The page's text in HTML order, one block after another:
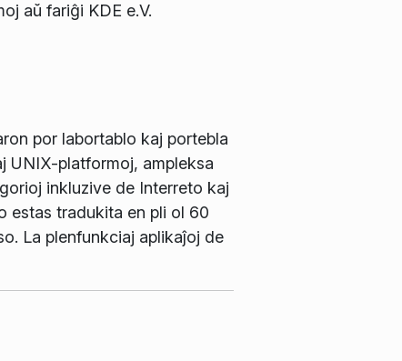
aŭ fariĝi KDE e.V.
por labortablo kaj portebla
UNIX-platformoj, ampleksa
inkluzive de Interreto kaj
estas tradukita en pli ol 60
La plenfunkciaj aplikaĵoj de